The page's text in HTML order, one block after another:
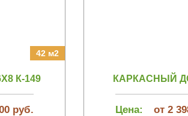
42 м2
К-149
руб.
КАРКАСНЫЙ
Цена: от 2